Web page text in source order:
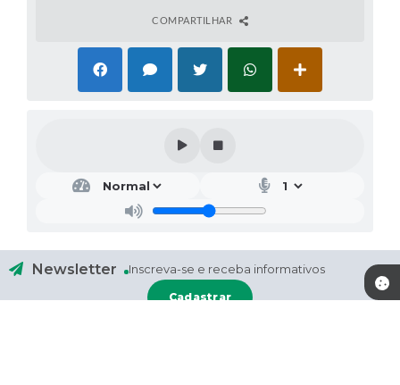
COMPARTILHAR
Newsletter Inscreva-se e receba informativos
Cadastrar